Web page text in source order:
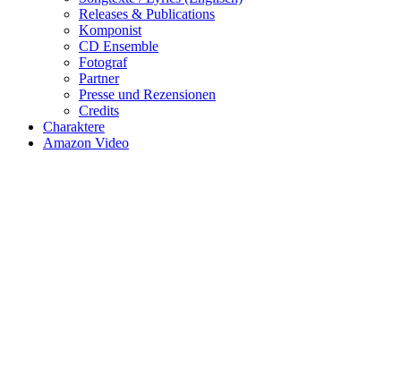
Releases & Publications
Komponist
CD Ensemble
Fotograf
Partner
Presse und Rezensionen
Credits
Charaktere
Amazon Video